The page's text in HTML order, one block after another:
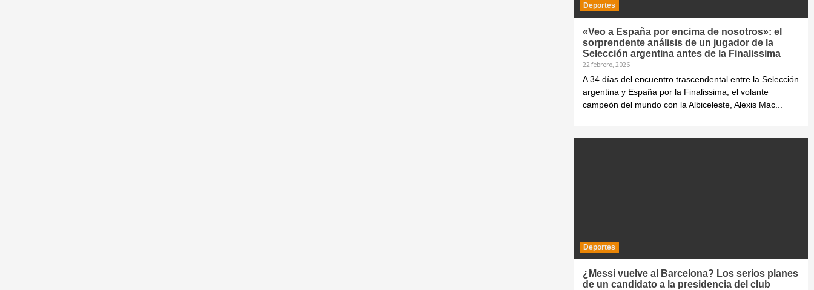
Deportes
«Veo a España por encima de nosotros»: el
sorprendente análisis de un jugador de la
Selección argentina antes de la Finalissima
22 febrero, 2026
A 34 días del encuentro trascendental entre la Selección
argentina y España por la Finalissima, el volante
campeón del mundo con la Albiceleste, Alexis Mac...
Deportes
¿Messi vuelve al Barcelona? Los serios planes
de un candidato a la presidencia del club